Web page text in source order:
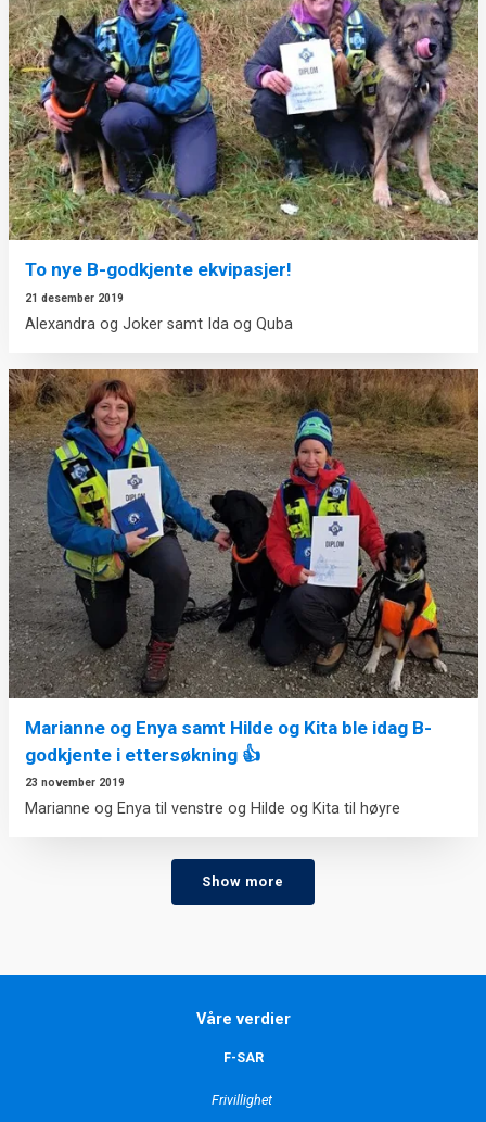
To nye B-godkjente ekvipasjer!
21 desember 2019
Alexandra og Joker samt Ida og Quba
Marianne og Enya samt Hilde og Kita ble idag B-
godkjente i ettersøkning 👍
23 november 2019
Marianne og Enya til venstre og Hilde og Kita til høyre
Show more
Våre verdier
F-SAR
Frivillighet